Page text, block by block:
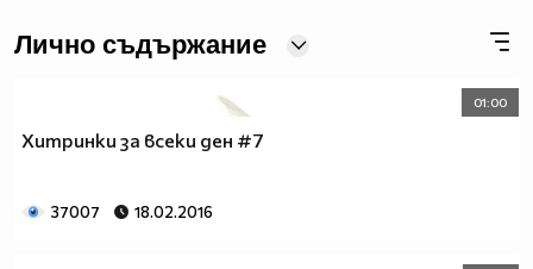
Лично съдържание
01:00
Хитринки за всеки ден #7
37007 18.02.2016